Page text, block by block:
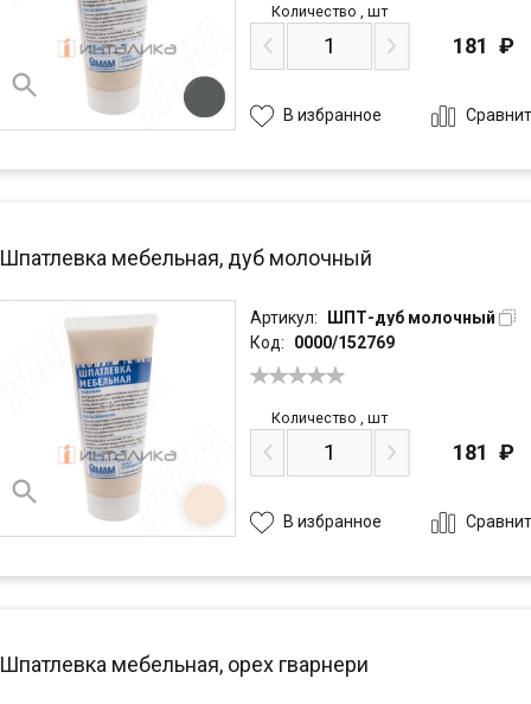
Количество ,шт
181 ₽
В избранное
Шпатлевка мебельная, дуб молочный
Артикул:
ШПТ-дуб молочный
Код:
0000/152769
Количество ,шт
181 ₽
В избранное
Шпатлевка мебельная, орех гварнери